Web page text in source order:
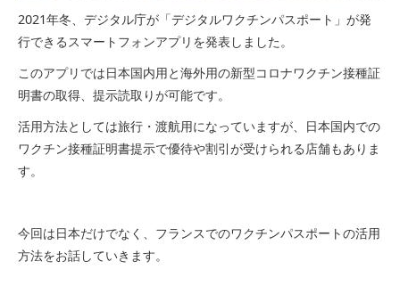
2021年冬、デジタル庁が「デジタルワクチンパスポート」が発
行できるスマートフォンアプリを発表しました。
このアプリでは日本国内用と海外用の新型コロナワクチン接種証
明書の取得、提示読取りが可能です。
活用方法としては旅行・渡航用になっていますが、日本国内での
ワクチン接種証明書提示で優待や割引が受けられる店舗もありま
す。
今回は日本だけでなく、フランスでのワクチンパスポートの活用
方法をお話していきます。